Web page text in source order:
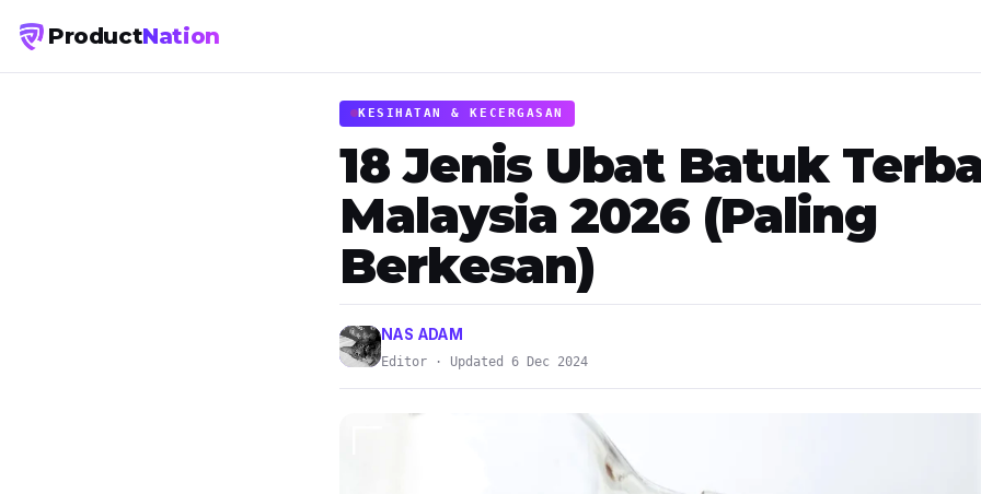
ProductNation
KESIHATAN & KECERGASAN
18 Jenis Ubat Batuk
Malaysia 2026 (Paling
Berkesan)
NAS ADAM
Editor · Updated 6 Dec 2024